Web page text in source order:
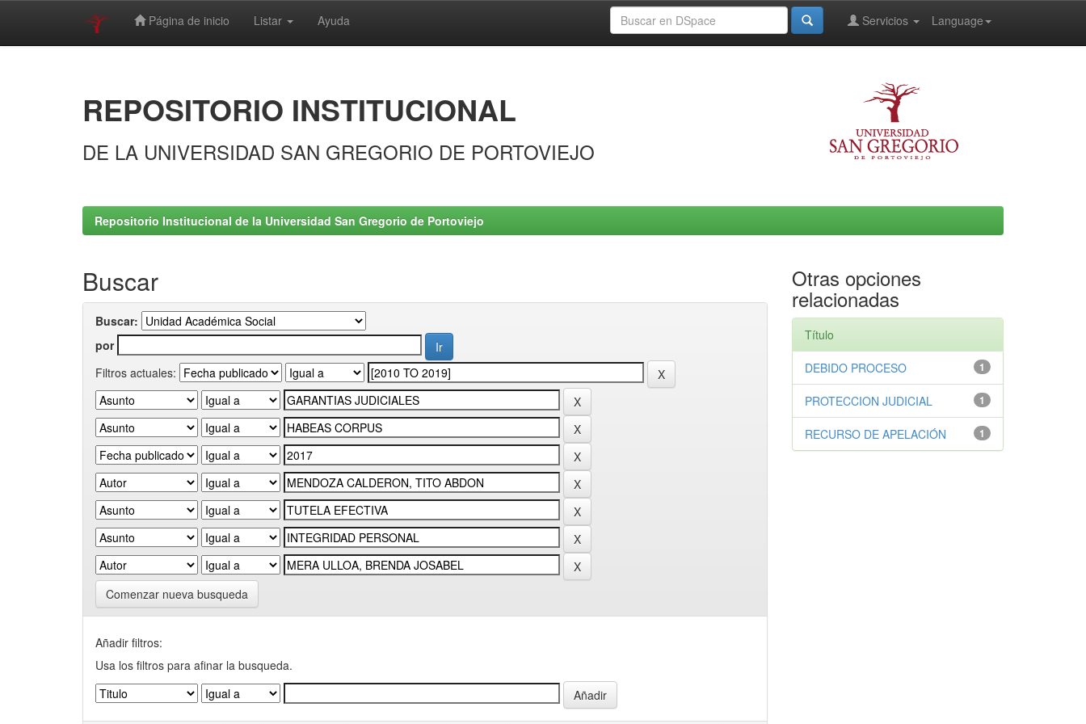
Página de inicio Listar Ayuda Language
Servicios
REPOSITORIO INSTITUCIONAL
DE LA UNIVERSIDAD SAN GREGORIO DE PORTOVIEJO
Repositorio Institucional de la Universidad San Gregorio de Portoviejo
Buscar
Buscar:
por
Filtros actuales:
Comenzar nueva busqueda
Añadir filtros:
Usa los filtros para afinar la busqueda.
Otras opciones
relacionadas
Título
1
DEBIDO PROCESO
1
PROTECCION JUDICIAL
1
RECURSO DE APELACIÓN